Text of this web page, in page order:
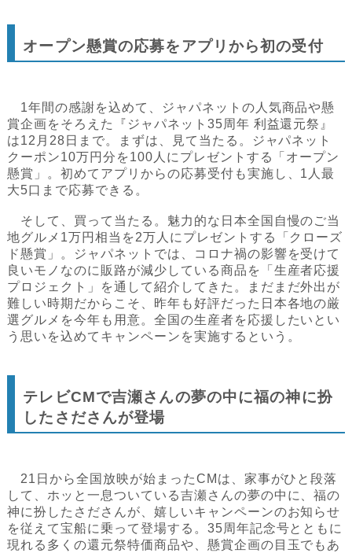
オープン懸賞の応募をアプリから初の受付
1年間の感謝を込めて、ジャパネットの人気商品や懸
賞企画をそろえた『ジャパネット35周年 利益還元祭』
は12月28日まで。まずは、見て当たる。ジャパネット
クーポン10万円分を100人にプレゼントする「オープン
懸賞」。初めてアプリからの応募受付も実施し、1人最
大5口まで応募できる。
そして、買って当たる。魅力的な日本全国自慢のご当
地グルメ1万円相当を2万人にプレゼントする「クローズ
ド懸賞」。ジャパネットでは、コロナ禍の影響を受けて
良いモノなのに販路が減少している商品を「生産者応援
プロジェクト」を通して紹介してきた。まだまだ外出が
難しい時期だからこそ、昨年も好評だった日本各地の厳
選グルメを今年も用意。全国の生産者を応援したいとい
う思いを込めてキャンペーンを実施するという。
テレビCMで吉瀬さんの夢の中に福の神に扮
したさださんが登場
21日から全国放映が始まったCMは、家事がひと段落
して、ホッと一息ついている吉瀬さんの夢の中に、福の
神に扮したさださんが、嬉しいキャンペーンのお知らせ
を従えて宝船に乗って登場する。35周年記念号とともに
現れる多くの還元祭特価商品や、懸賞企画の目玉でもあ